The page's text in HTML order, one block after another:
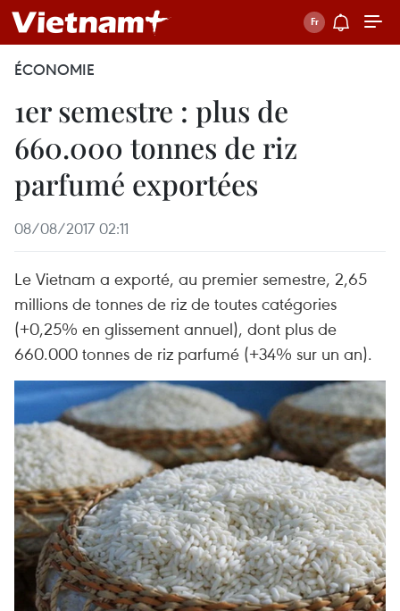
ÉCONOMIE
1er semestre : plus de
660.000 tonnes de riz
parfumé exportées
08/08/2017 02:11
Le Vietnam a exporté, au premier semestre, 2,65
millions de tonnes de riz de toutes catégories
(+0,25% en glissement annuel), dont plus de
660.000 tonnes de riz parfumé (+34% sur un an).